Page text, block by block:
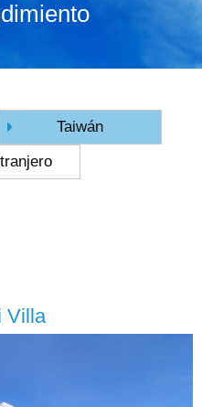
Taiwán
Villa